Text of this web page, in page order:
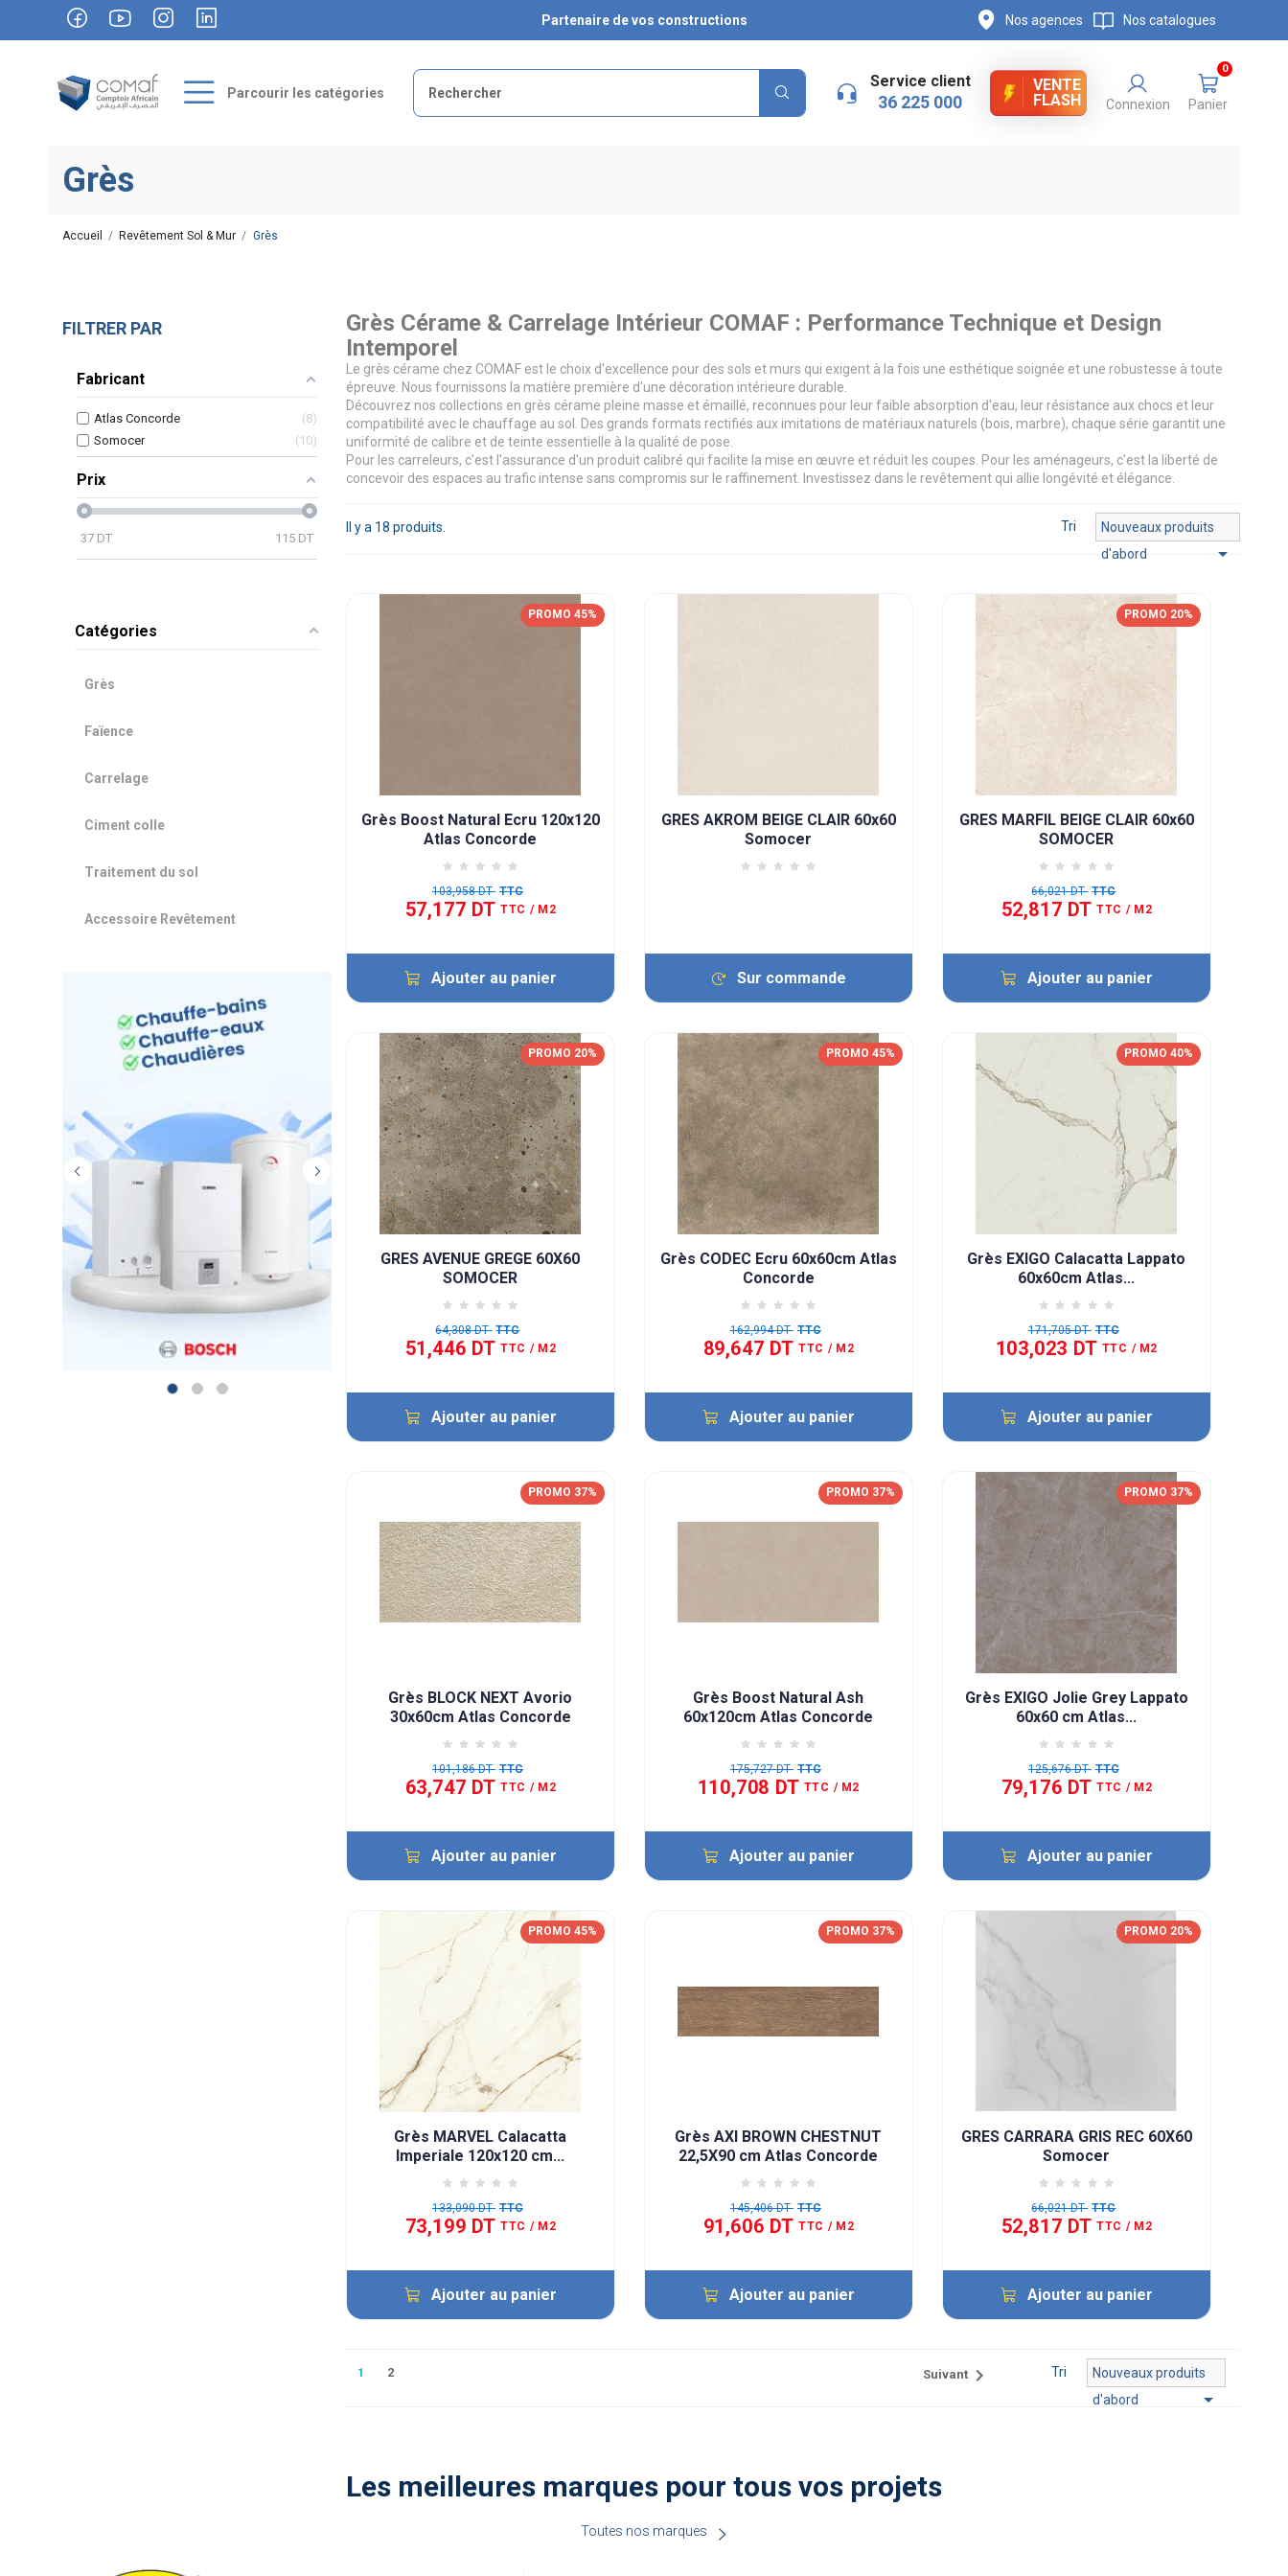
Partenaire de vos constructions Nos agences Nos catalogues
Parcourir les catégories
Service client
36 225 000
VENTE
FLASH
Connexion Panier
0
Grès
Accueil Revêtement Sol & Mur Grès
FILTRER PAR
Fabricant
Atlas Concorde
8
Somocer
10
Prix
37 DT 115 DT
Catégories
Grès
Faïence
Carrelage
Ciment colle
Traitement du sol
Accessoire Revêtement
Grès Cérame & Carrelage Intérieur COMAF : Performance Technique et Design
Intemporel
Le grès cérame chez COMAF est le choix d'excellence pour des sols et murs qui exigent à la fois une esthétique soignée et une robustesse à toute
épreuve. Nous fournissons la matière première d'une décoration intérieure durable.
Découvrez nos collections en grès cérame pleine masse et émaillé, reconnues pour leur faible absorption d'eau, leur résistance aux chocs et leur
compatibilité avec le chauffage au sol. Des grands formats rectifiés aux imitations de matériaux naturels (bois, marbre), chaque série garantit une
uniformité de calibre et de teinte essentielle à la qualité de pose.
Pour les carreleurs, c'est l'assurance d'un produit calibré qui facilite la mise en œuvre et réduit les coupes. Pour les aménageurs, c'est la liberté de
concevoir des espaces au trafic intense sans compromis sur le raffinement. Investissez dans le revêtement qui allie longévité et élégance.
Il y a 18 produits. Tri
Nouveaux produits
d'abord

PROMO 45%
Grès Boost Natural Ecru 120x120
Atlas Concorde
103,958 DT TTC
57,177 DT TTC / M2
Ajouter au panier
GRES AKROM BEIGE CLAIR 60x60
Somocer
Sur commande
PROMO 20%
GRES MARFIL BEIGE CLAIR 60x60
SOMOCER
66,021 DT TTC
52,817 DT TTC / M2
Ajouter au panier
PROMO 20%
GRES AVENUE GREGE 60X60
SOMOCER
64,308 DT TTC
51,446 DT TTC / M2
Ajouter au panier
PROMO 45%
Grès CODEC Ecru 60x60cm Atlas
Concorde
162,994 DT TTC
89,647 DT TTC / M2
Ajouter au panier
PROMO 40%
Grès EXIGO Calacatta Lappato
60x60cm Atlas...
171,705 DT TTC
103,023 DT TTC / M2
Ajouter au panier
PROMO 37%
Grès BLOCK NEXT Avorio
30x60cm Atlas Concorde
101,186 DT TTC
63,747 DT TTC / M2
Ajouter au panier
PROMO 37%
Grès Boost Natural Ash
60x120cm Atlas Concorde
175,727 DT TTC
110,708 DT TTC / M2
Ajouter au panier
PROMO 37%
Grès EXIGO Jolie Grey Lappato
60x60 cm Atlas...
125,676 DT TTC
79,176 DT TTC / M2
Ajouter au panier
PROMO 45%
Grès MARVEL Calacatta
Imperiale 120x120 cm...
133,090 DT TTC
73,199 DT TTC / M2
Ajouter au panier
PROMO 37%
Grès AXI BROWN CHESTNUT
22,5X90 cm Atlas Concorde
145,406 DT TTC
91,606 DT TTC / M2
Ajouter au panier
PROMO 20%
GRES CARRARA GRIS REC 60X60
Somocer
66,021 DT TTC
52,817 DT TTC / M2
Ajouter au panier
1 2 Suivant Tri
Nouveaux produits
d'abord

Les meilleures marques pour tous vos projets
Toutes nos marques